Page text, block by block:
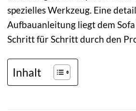
spezielles Werkzeug. Eine
Aufbauanleitung liegt dem
Schritt für Schritt durch den
Inhalt